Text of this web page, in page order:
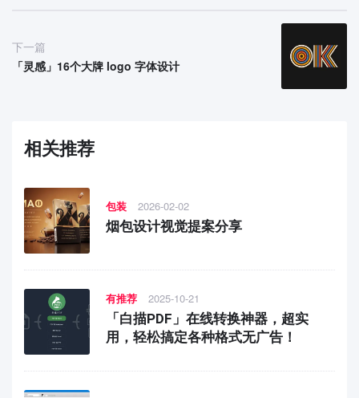
下一篇
「灵感」16个大牌 logo 字体设计
相关推荐
包装 2026-02-02
烟包设计视觉提案分享
有推荐 2025-10-21
「白描PDF」在线转换神器，超实
用，轻松搞定各种格式无广告！